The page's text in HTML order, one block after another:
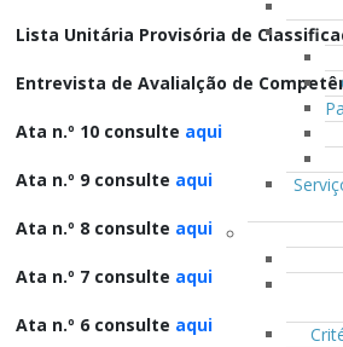
Lista Unitária Provisória de
Entrevista de Avalialção de
Ata n.º 10 consulte aqui
Ata n.º 9 consulte aqui
Ata n.º 8 consulte aqui
Ata n.º 7 consulte aqui
Ata n.º 6 consulte aqui